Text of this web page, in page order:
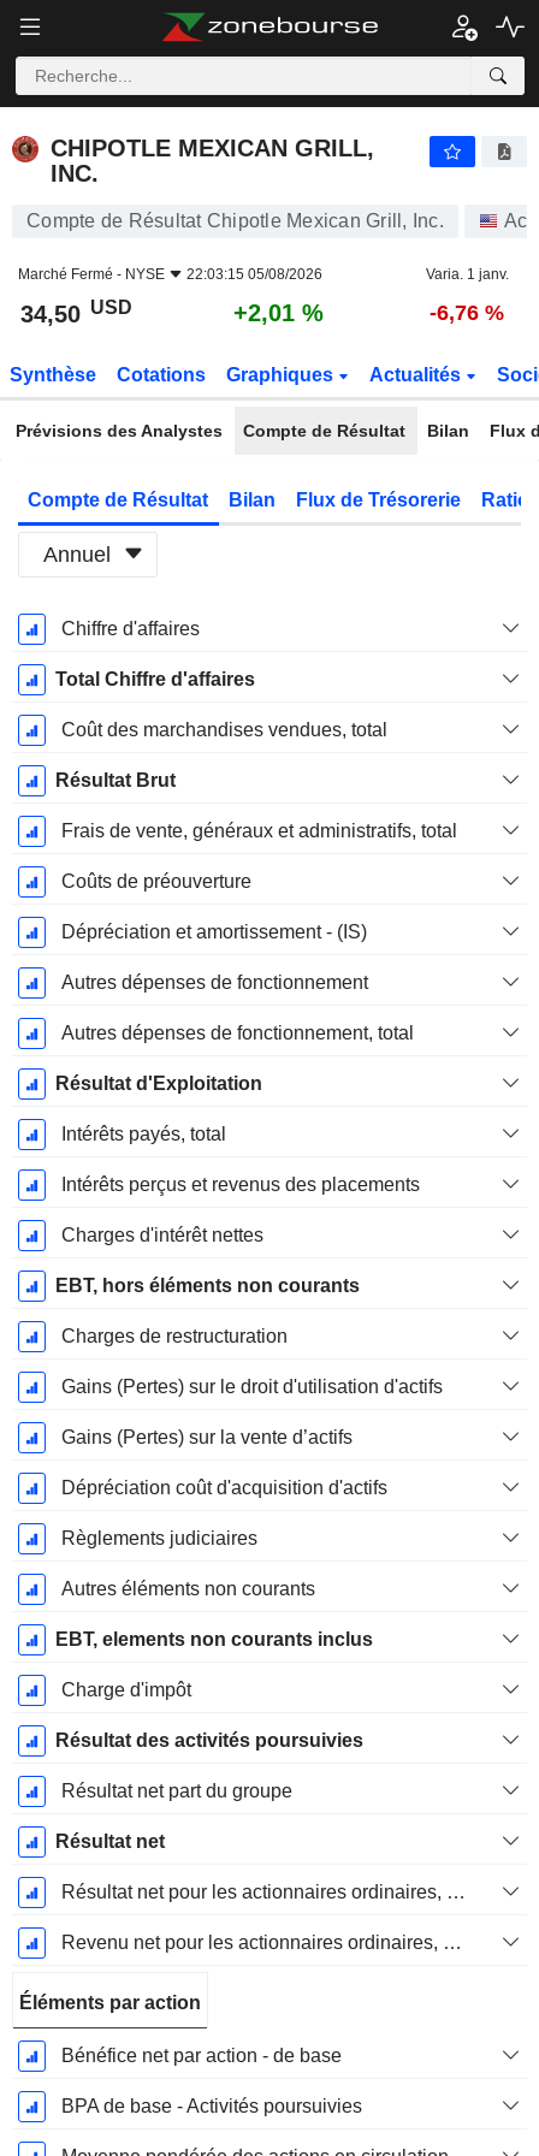
CHIPOTLE MEXICAN GRILL,
INC.
Compte de Résultat Chipotle Mexican Grill, Inc.
Marché Fermé - NYSE 22:03:15 05/08/2026 Varia. 1 janv.
34,50 USD +2,01 % -6,76 %
Synthèse Cotations Graphiques Actualités
Prévisions des Analystes Compte de Résultat Bilan Flux
Compte de Résultat Bilan Flux de Trésorerie
Annuel
Période
Fiscale:
Décembre
Chiffre d'affaires
Total Chiffre d'affaires
Coût des marchandises vendues, total
Résultat Brut
Frais de vente, généraux et administratifs, total
Coûts de préouverture
Dépréciation et amortissement - (IS)
Autres dépenses de fonctionnement
Autres dépenses de fonctionnement, total
Résultat d'Exploitation
Intérêts payés, total
Intérêts perçus et revenus des placements
Charges d'intérêt nettes
EBT, hors éléments non courants
Charges de restructuration
Gains (Pertes) sur le droit d'utilisation d'actifs
Gains (Pertes) sur la vente d’actifs
Dépréciation coût d'acquisition d'actifs
Règlements judiciaires
Autres éléments non courants
EBT, elements non courants inclus
Charge d'impôt
Résultat des activités poursuivies
Résultat net part du groupe
Résultat net
Résultat net pour les actionnaires ordinaires, éléments exceptionnels inclus.
Revenu net pour les actionnaires ordinaires, hors éléments exceptionnelsRésultat net pour les actionnaires ordinaires, éléments exceptionnels exclus.
Éléments par action
Bénéfice net par action - de base
BPA de base - Activités poursuivies